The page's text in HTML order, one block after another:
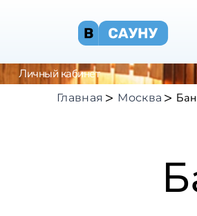
Личный кабинет
Главная Москва